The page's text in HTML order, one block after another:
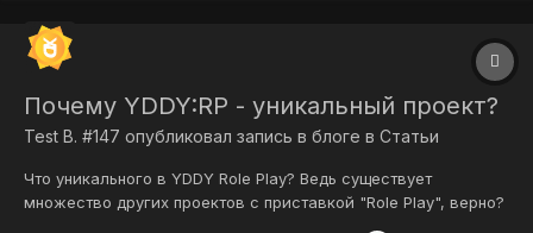
Почему YDDY:RP - уникальный проект?
Test B. #147 опубликовал запись в блоге в Статьи
Что уникального в YDDY Role Play? Ведь существует
множество других проектов с приставкой "Role Play", верно?